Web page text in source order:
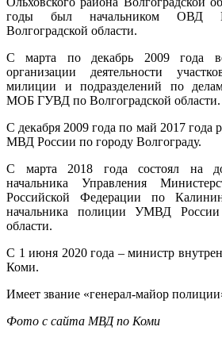
годы был начальником ОВД
Волгоградской области.
С марта по декабрь 2009 года
организации деятельности
милиции и подразделений по
МОБ ГУВД по Волгоградской области.
С декабря 2009 года по май 2017 года
МВД России по городу Волгограду.
С марта 2018 года состоял на
начальника Управления
Российской Федерации по
начальника полиции УМВД России
области.
С 1 июня 2020 года – министр
Коми.
Имеет звание «генерал-майор
Фото с сайта МВД по Коми